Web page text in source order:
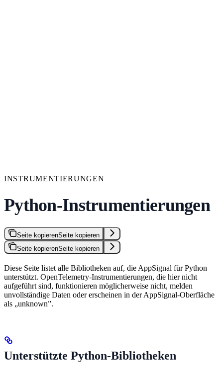
INSTRUMENTIERUNGEN
Python-Instrumentierungen
Seite kopierenSeite kopieren
Seite kopierenSeite kopieren
Diese Seite listet alle Bibliotheken auf, die AppSignal für Python
unterstützt. OpenTelemetry-Instrumentierungen, die hier nicht
aufgeführt sind, funktionieren möglicherweise nicht, melden
unvollständige Daten oder erscheinen in der AppSignal-Oberfläche
als „unknown”.
Unterstützte Python-Bibliotheken